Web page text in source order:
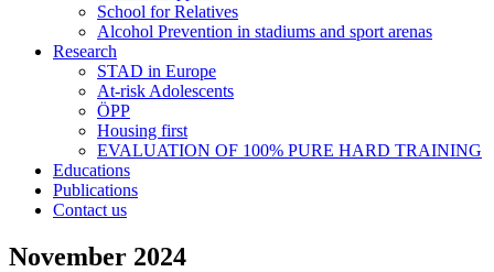
School for Relatives
Alcohol Prevention in stadiums and sport arenas
Research
STAD in Europe
At-risk Adolescents
ÖPP
Housing first
EVALUATION OF 100% PURE HARD TRAINING
Educations
Publications
Contact us
November 2024